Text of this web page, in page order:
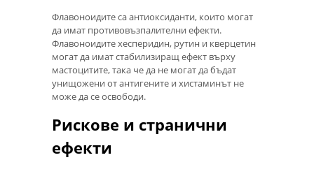
Флавоноидите са антиоксиданти, които могат
да имат противовъзпалителни ефекти.
Флавоноидите хесперидин, рутин и кверцетин
могат да имат стабилизиращ ефект върху
мастоцитите, така че да не могат да бъдат
унищожени от антигените и хистаминът не
може да се освободи.
Рискове и странични
ефекти